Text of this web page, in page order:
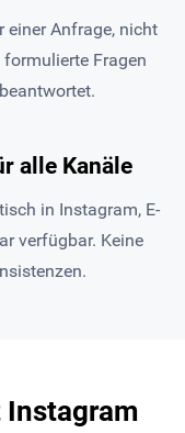
einer Anfrage, nicht
Fragen
alle Kanäle
in Instagram, E-
verfügbar. Keine
Instagram